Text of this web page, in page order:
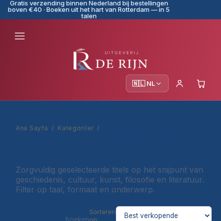
Gratis verzending binnen Nederland bij bestellingen
boven €40 · Boeken uit het hart van Rotterdam — in 5
talen
🇳🇱 NL
Ana Sayfa / Kategoriler /
Zorgvuldig geselecteerde titels op het snijpunt van
geschiedenis, cultuur, kunst, filosofie en literatuur.
Filter op taal, formaat en onderwerp.
Sorteren